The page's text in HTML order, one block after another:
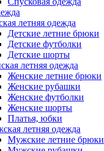
летняя одежда
Детские летние брюки
Детские футболки
Детские шорты
летняя одежда
Женские летние брюки
Женские рубашки
Женские футболки
Женские шорты
Платья, юбки
летняя одежда
Мужские летние брюки